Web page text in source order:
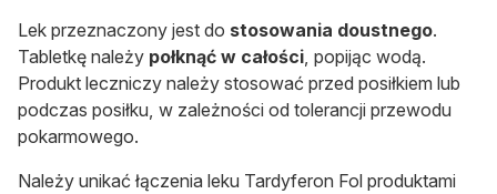
Lek przeznaczony jest do stosowania doustnego.
Tabletkę należy połknąć w całości , popijąc wodą.
Produkt leczniczy należy stosować przed posiłkiem lub
podczas posiłku, w zależności od tolerancji przewodu
pokarmowego.
Należy unikać łączenia leku Tardyferon Fol produktami